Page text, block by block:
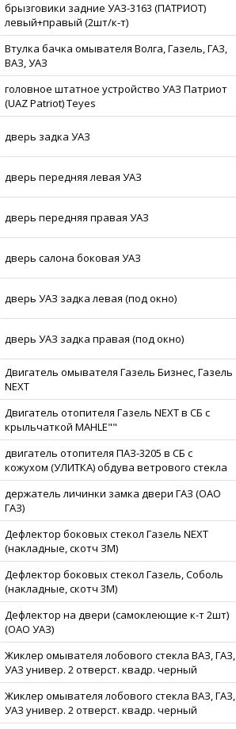
брызговики задние УАЗ-3163 (ПАТРИОТ)
левый+правый (2шт/к-т)
Втулка бачка омывателя Волга, Газель, ГАЗ,
ВАЗ, УАЗ
головное штатное устройство УАЗ Патриот
(UAZ Patriot) Teyes
дверь задка УАЗ
дверь передняя левая УАЗ
дверь передняя правая УАЗ
дверь салона боковая УАЗ
дверь УАЗ задка левая (под окно)
дверь УАЗ задка правая (под окно)
Двигатель омывателя Газель Бизнес, Газель
NEXT
Двигатель отопителя Газель NEXT в СБ с
крыльчаткой MAHLE""
двигатель отопителя ПАЗ-3205 в СБ с
кожухом (УЛИТКА) обдува ветрового стекла
держатель личинки замка двери ГАЗ (ОАО
ГАЗ)
Дефлектор боковых стекол Газель NEXT
(накладные, скотч ЗМ)
Дефлектор боковых стекол Газель, Соболь
(накладные, скотч 3М)
Дефлектор на двери (самоклеющие к-т 2шт)
(ОАО УАЗ)
Жиклер омывателя лобового стекла ВАЗ, ГАЗ,
УАЗ универ. 2 отверст. квадр. черный
Жиклер омывателя лобового стекла ВАЗ, ГАЗ,
УАЗ универ. 2 отверст. квадр. черный